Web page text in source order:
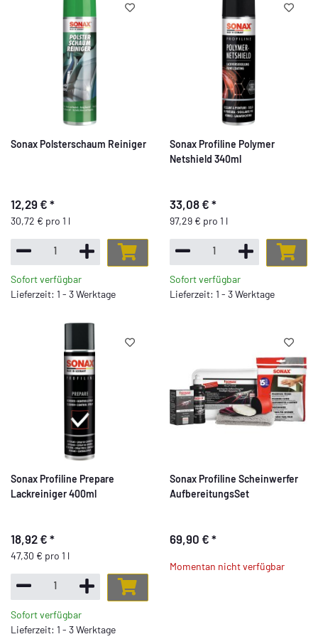
Sonax Polsterschaum Reiniger
12,29 € *
30,72 € pro 1 l
Sofort verfügbar
Lieferzeit: 1 - 3 Werktage
Sonax Profiline Polymer
Netshield 340ml
33,08 € *
97,29 € pro 1 l
Sofort verfügbar
Lieferzeit: 1 - 3 Werktage
Sonax Profiline Prepare
Lackreiniger 400ml
18,92 € *
47,30 € pro 1 l
Sofort verfügbar
Lieferzeit: 1 - 3 Werktage
Sonax Profiline Scheinwerfer
AufbereitungsSet
69,90 € *
Momentan nicht verfügbar